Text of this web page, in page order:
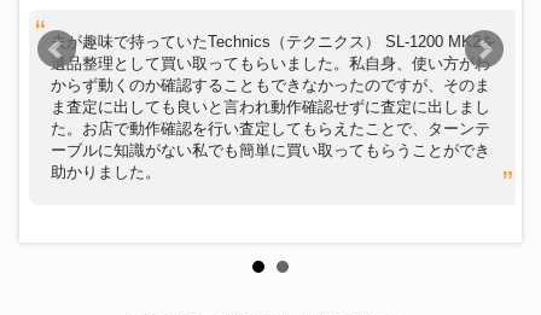
夫が趣味で持っていたTechnics（テクニクス） SL-1200 MK2を
遺品整理として買い取ってもらいました。私自身、使い方がわ
からず動くのか確認することもできなかったのですが、そのま
ま査定に出しても良いと言われ動作確認せずに査定に出しまし
た。お店で動作確認を行い査定してもらえたことで、ターンテ
ーブルに知識がない私でも簡単に買い取ってもらうことができ
助かりました。